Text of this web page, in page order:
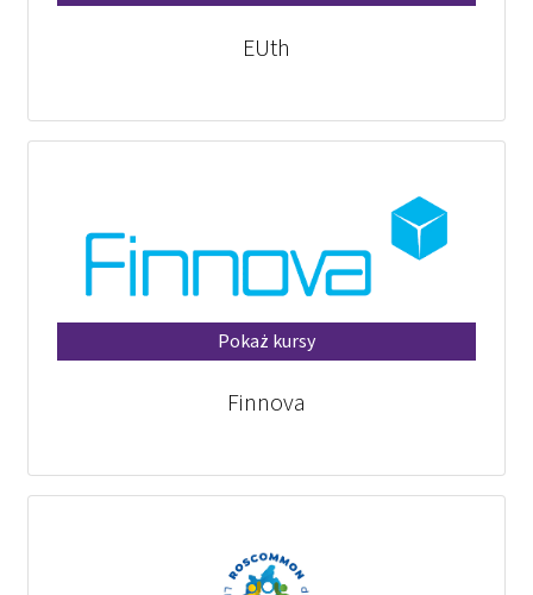
EUth
Pokaż kursy
Finnova